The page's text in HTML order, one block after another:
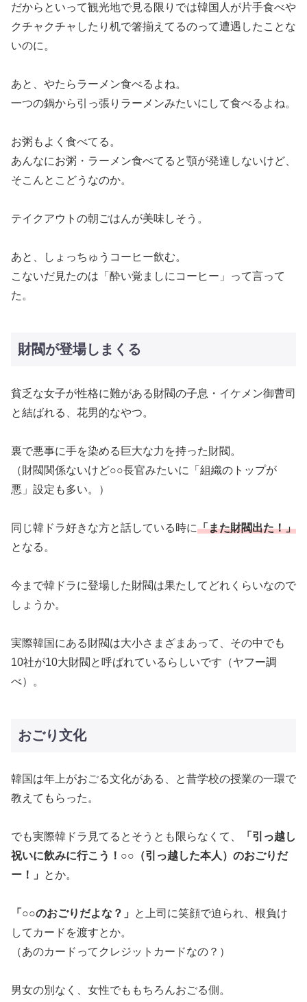
だからといって観光地で見る限りでは韓国人が片手食べや
クチャクチャしたり机で箸揃えてるのって遭遇したことな
いのに。
あと、やたらラーメン食べるよね。
一つの鍋から引っ張りラーメンみたいにして食べるよね。
お粥もよく食べてる。
あんなにお粥・ラーメン食べてると顎が発達しないけど、
そこんとこどうなのか。
テイクアウトの朝ごはんが美味しそう。
あと、しょっちゅうコーヒー飲む。
こないだ見たのは「酔い覚ましにコーヒー」って言って
た。
財閥が登場しまくる
貧乏な女子が性格に難がある財閥の子息・イケメン御曹司
と結ばれる、花男的なやつ。
裏で悪事に手を染める巨大な力を持った財閥。
（財閥関係ないけど○○長官みたいに「組織のトップが
悪」設定も多い。）
同じ韓ドラ好きな方と話している時に「また財閥出た！」
となる。
今まで韓ドラに登場した財閥は果たしてどれくらいなので
しょうか。
実際韓国にある財閥は大小さまざまあって、その中でも
10社が10大財閥と呼ばれているらしいです（ヤフー調
べ）。
おごり文化
韓国は年上がおごる文化がある、と昔学校の授業の一環で
教えてもらった。
でも実際韓ドラ見てるとそうとも限らなくて、
「引っ越し
祝いに飲みに行こう！○○（引っ越した本人）のおごりだ
ー！」
とか。
「○○のおごりだよな？」
と上司に笑顔で迫られ、根負け
してカードを渡すとか。
（あのカードってクレジットカードなの？）
男女の別なく、女性でももちろんおごる側。